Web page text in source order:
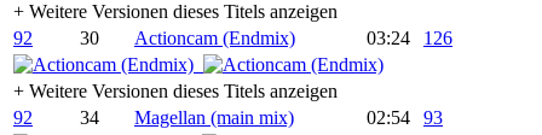
+ Weitere Versionen dieses Titels anzeigen
92
30 Actioncam (Endmix) 03:24 126
+ Weitere Versionen dieses Titels anzeigen
92
34 Magellan (main mix) 02:54 93